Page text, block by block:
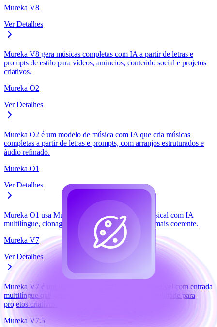
Mureka V8
Ver Detalhes
Mureka V8 gera músicas completas com IA a partir de letras e
prompts de estilo para vídeos, anúncios, conteúdo social e projetos
criativos.
Mureka O2
Ver Detalhes
Mureka O2 é um modelo de música com IA que cria músicas
completas a partir de letras e prompts, com arranjos estruturados e
áudio refinado.
Mureka O1
Ver Detalhes
Mureka O1 usa Music CoT e oferece geração musical com IA
multilíngue, clonagem de voz e estrutura musical mais coerente.
Mureka V7
Ver Detalhes
Mureka V7 é um modelo de música com IA compatível com entrada
multilíngue que gera músicas e melodias de alta qualidade para
projetos criativos.
Mureka V7.5